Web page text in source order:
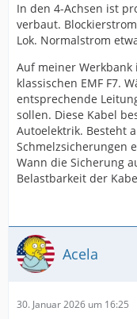
In den 4-Achsen ist
verbaut.
Lok. Normalstrom
Auf meiner Werkbank
klassischen EMF F7.
entsprechende
sollen. Diese Kabel
Autoelektrik. Besteht
Schmelzsicherungen
Wann die Sicherung
Belastbarkeit der
Acela
30. Januar 2026 um 16:25